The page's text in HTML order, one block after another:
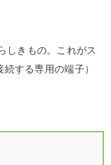
しきもの。これがス
する専用の端子）